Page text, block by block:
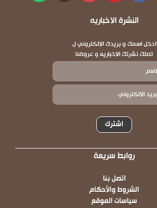
النشرة الاخباريه
ادخل اسمك و بريدك الالكتروني ل
تصلك نشرتك الاخباريه و عروضنا
اشترك
روابط سريعة
اتصل بنا
الشروط والأحكام
سياسات الموقع